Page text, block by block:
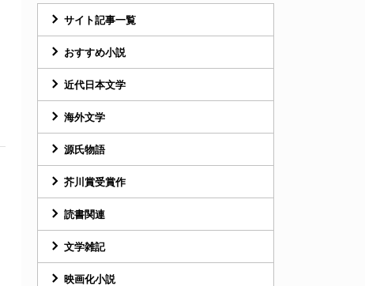
サイト記事一覧
おすすめ小説
近代日本文学
海外文学
源氏物語
芥川賞受賞作
読書関連
文学雑記
映画化小説